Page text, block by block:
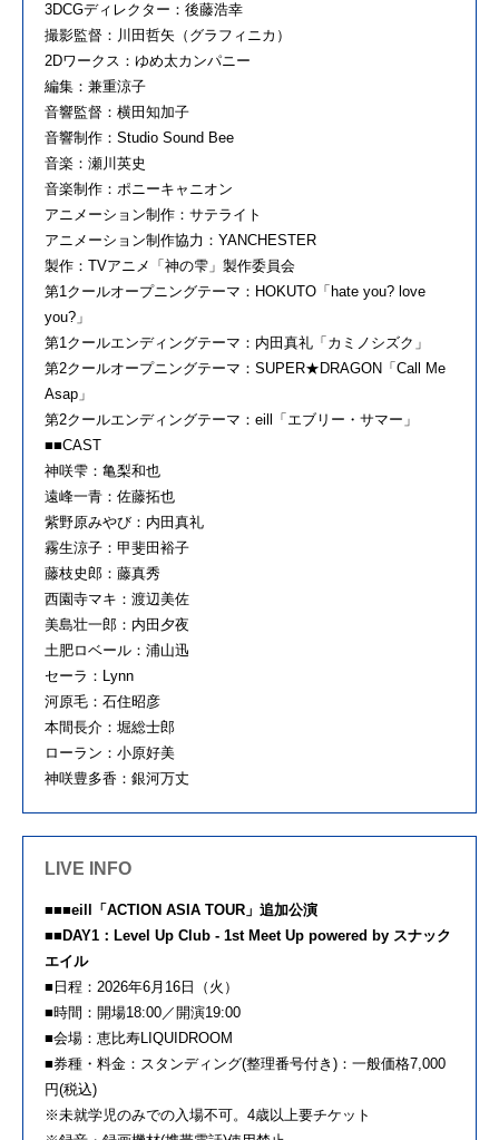
3DCGディレクター：後藤浩幸
撮影監督：川田哲矢（グラフィニカ）
2Dワークス：ゆめ太カンパニー
編集：兼重涼子
音響監督：横田知加子
音響制作：Studio Sound Bee
音楽：瀬川英史
音楽制作：ポニーキャニオン
アニメーション制作：サテライト
アニメーション制作協力：YANCHESTER
製作：TVアニメ「神の雫」製作委員会
第1クールオープニングテーマ：HOKUTO「hate you? love
you?」
第1クールエンディングテーマ：内田真礼「カミノシズク」
第2クールオープニングテーマ：SUPER★DRAGON「Call Me
Asap」
第2クールエンディングテーマ：eill「エブリー・サマー」
■■CAST
神咲雫：亀梨和也
遠峰一青：佐藤拓也
紫野原みやび：内田真礼
霧生涼子：甲斐田裕子
藤枝史郎：藤真秀
西園寺マキ：渡辺美佐
美島壮一郎：内田夕夜
土肥ロベール：浦山迅
セーラ：Lynn
河原毛：石住昭彦
本間長介：堀総士郎
ローラン：小原好美
神咲豊多香：銀河万丈
LIVE INFO
■■■eill「ACTION ASIA TOUR」追加公演
■■DAY1：Level Up Club - 1st Meet Up powered by スナック
エイル
■日程：2026年6月16日（火）
■時間：開場18:00／開演19:00
■会場：恵比寿LIQUIDROOM
■券種・料金：スタンディング(整理番号付き)：一般価格7,000
円(税込)
※未就学児のみでの入場不可。4歳以上要チケット